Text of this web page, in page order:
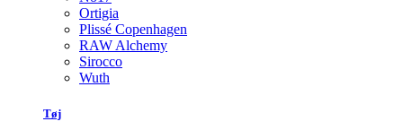
Ortigia
Plissé Copenhagen
RAW Alchemy
Sirocco
Wuth
Tøj